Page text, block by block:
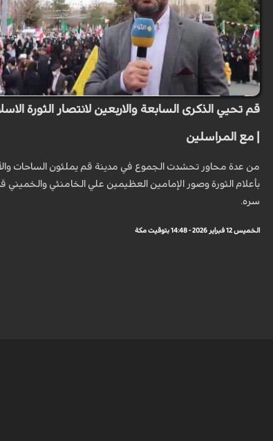
قم تحيي الذكرى السابعة والاربعين لانتصار الثورة
| مع المراسلين
من عدة محاور تحشدت الجموع في مدينة قم يملئون الساحات
بأعلام الثورة وصور الإمامين العظيمين علي الخامنئي
سره.
الخميس 12 فبراير 2026 - 14:48 بتوقيت مكة